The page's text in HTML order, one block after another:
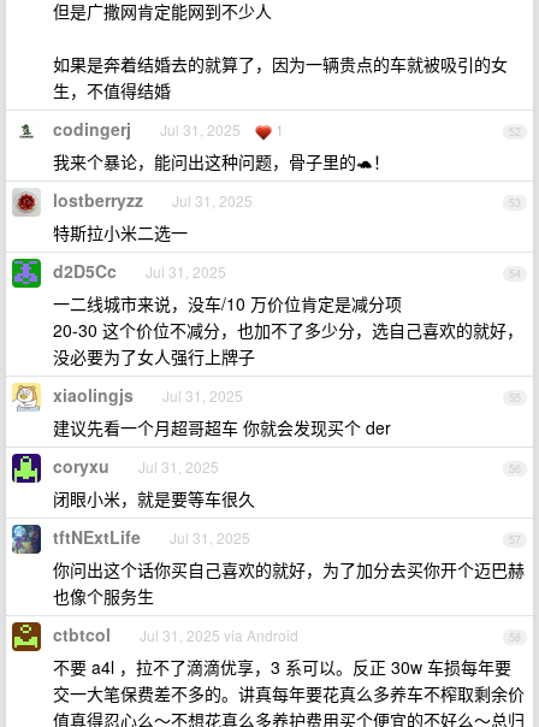
但是广撒网肯定能网到不少人
如果是奔着结婚去的就算了，因为一辆贵点的车就被吸引的女
生，不值得结婚
52
codingerj Jul 31, 2025 1
我来个暴论，能问出这种问题，骨子里的🐢！
53
lostberryzz Jul 31, 2025
特斯拉小米二选一
54
d2D5Cc Jul 31, 2025
一二线城市来说，没车/10 万价位肯定是减分项
20-30 这个价位不减分，也加不了多少分，选自己喜欢的就好，
没必要为了女人强行上牌子
55
xiaolingjs Jul 31, 2025
建议先看一个月超哥超车 你就会发现买个 der
56
coryxu Jul 31, 2025
闭眼小米，就是要等车很久
57
tftNExtLife Jul 31, 2025
你问出这个话你买自己喜欢的就好，为了加分去买你开个迈巴赫
也像个服务生
58
ctbtcol Jul 31, 2025 via Android
不要 a4l ，拉不了滴滴优享，3 系可以。反正 30w 车损每年要
交一大笔保费差不多的。讲真每年要花真么多养车不榨取剩余价
值真得忍心么～不想花真么多养护费用买个便宜的不好么～总归